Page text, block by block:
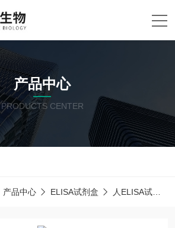
产品中心
PRODUCTS CENTER
产品中心 ELISA试剂盒 人ELISA试剂盒